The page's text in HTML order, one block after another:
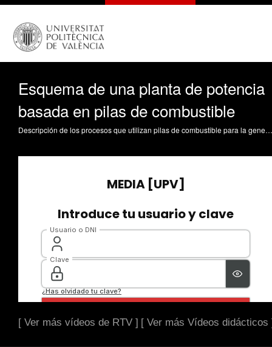
Esquema de una planta de potencia
basada en pilas de combustible
Descripción de los procesos que utilizan pilas de combustible para la generación de potencia eléctrica. Ribes Greus, MD. (2008). Esquema de una planta de potencia basada en pilas de combustible. https://riunet.upv.es/handle/10251/831
[ Ver más vídeos de RTV ] [ Ver más Vídeos didácticos